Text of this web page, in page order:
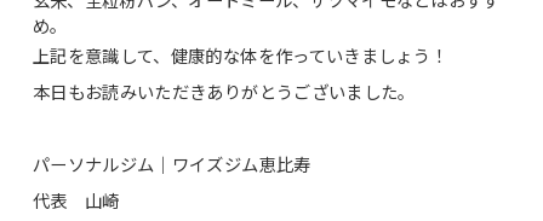
め。
上記を意識して、健康的な体を作っていきましょう！
本日もお読みいただきありがとうございました。
パーソナルジム｜ワイズジム恵比寿
代表 山崎